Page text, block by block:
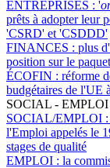
ENTREPRISES : '
prêts à adopter leur
'CSRD' et 'CSDDD'
FINANCES : plus
position sur le
ÉCOFIN : réforme
budgétaires de l'UE
SOCIAL - EMPLOI
SOCIAL/EMPLOI :
l'Emploi appelés le
stages de qualité
EMPLOI : la